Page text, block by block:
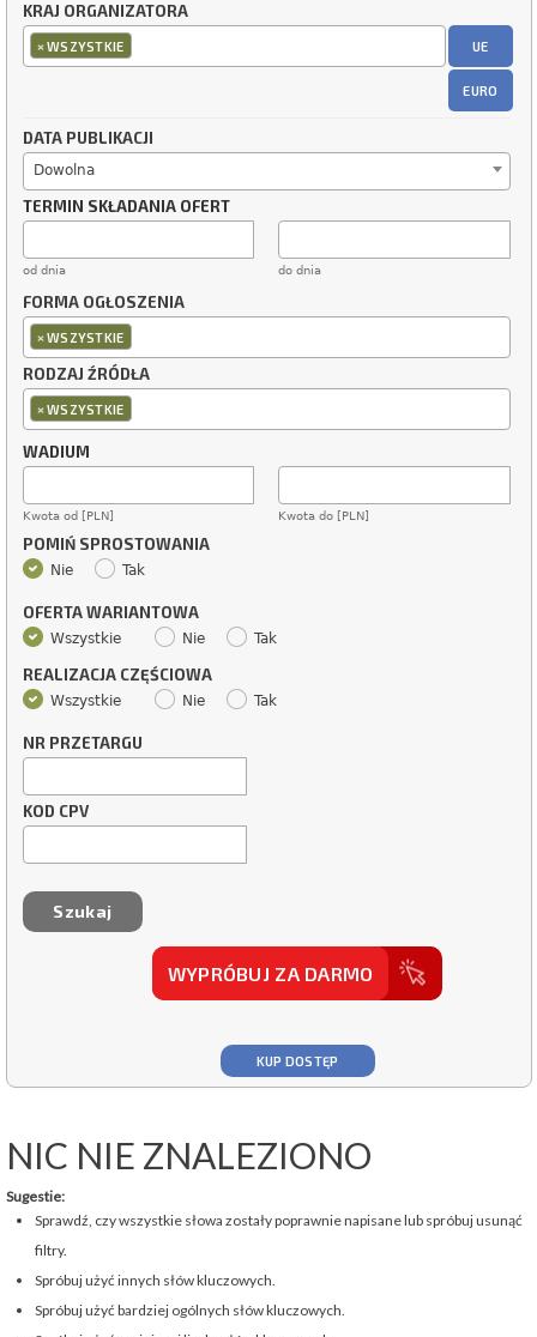
KRAJ ORGANIZATORA
×WSZYSTKIE UE
EURO
DATA PUBLIKACJI
Dowolna
TERMIN SKŁADANIA OFERT
od dnia do dnia
FORMA OGŁOSZENIA
×WSZYSTKIE
RODZAJ ŹRÓDŁA
×WSZYSTKIE
WADIUM
Kwota od [PLN] Kwota do [PLN]
POMIŃ SPROSTOWANIA
Nie Tak
OFERTA WARIANTOWA
Wszystkie Nie Tak
REALIZACJA CZĘŚCIOWA
Wszystkie Nie Tak
NR PRZETARGU
KOD CPV
WYPRÓBUJ ZA DARMO
KUP DOSTĘP
NIC NIE ZNALEZIONO
Sugestie:
Sprawdź, czy wszystkie słowa zostały poprawnie napisane lub spróbuj usunąć
filtry.
Spróbuj użyć innych słów kluczowych.
Spróbuj użyć bardziej ogólnych słów kluczowych.